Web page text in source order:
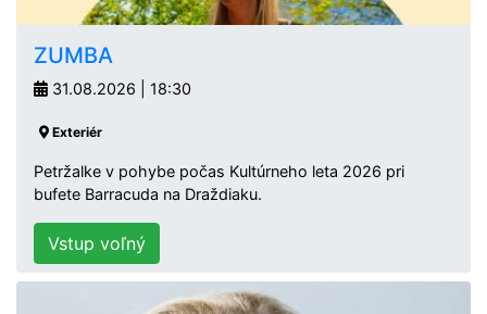
ZUMBA
31.08.2026 | 18:30
Exteriér
Petržalke v pohybe počas Kultúrneho leta 2026 pri
bufete Barracuda na Draždiaku.
Vstup voľný